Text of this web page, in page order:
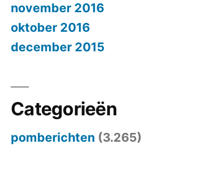
november 2016
oktober 2016
december 2015
Categorieën
pomberichten (3.265)